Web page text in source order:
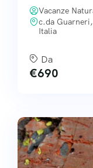
Vacanze
c.da
Italia
Da
€690